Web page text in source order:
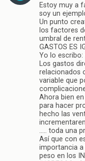
Estoy muy a
soy un
Un punto
los factores
umbral de
GASTOS ES
Yo lo escribo:
Los gastos
relacionados
variable que
Ahora bien
para hacer
hecho las
….. toda una
Así que con
importancia
peso en los